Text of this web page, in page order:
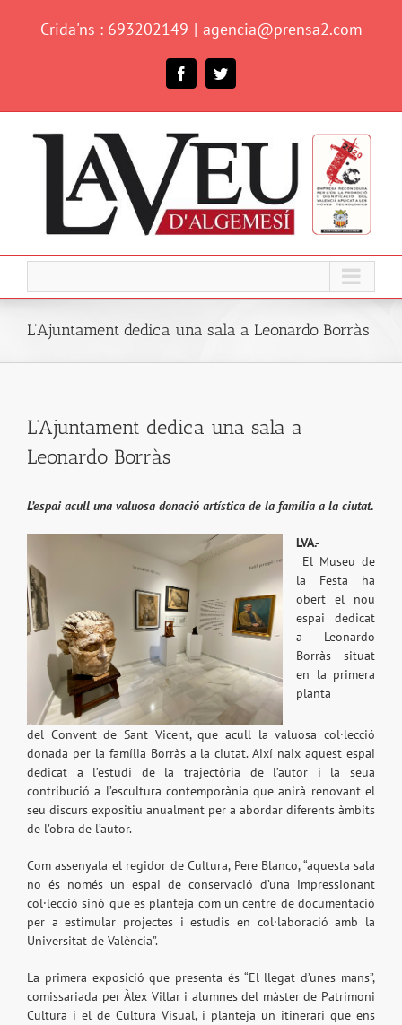
Crida'ns : 693202149 | agencia@prensa2.com
FacebookTwitter
L’Ajuntament dedica una sala a Leonardo Borràs
L’Ajuntament dedica una sala a
Leonardo Borràs
L’espai acull una valuosa donació artística de la família a la ciutat.
LVA.-
El Museu de
la Festa ha
obert el nou
espai dedicat
a Leonardo
Borràs situat
en la primera
planta
del Convent de Sant Vicent, que acull la valuosa col·lecció
donada per la família Borràs a la ciutat. Així naix aquest espai
dedicat a l’estudi de la trajectòria de l’autor i la seua
contribució a l’escultura contemporània que anirà renovant el
seu discurs expositiu anualment per a abordar diferents àmbits
de l’obra de l’autor.
Com assenyala el regidor de Cultura, Pere Blanco, “aquesta sala
no és només un espai de conservació d’una impressionant
col·lecció sinó que es planteja com un centre de documentació
per a estimular projectes i estudis en col·laboració amb la
Universitat de València”.
La primera exposició que presenta és “El llegat d’unes mans”,
comissariada per Àlex Villar i alumnes del màster de Patrimoni
Cultura i el de Cultura Visual, i planteja un itinerari que ens